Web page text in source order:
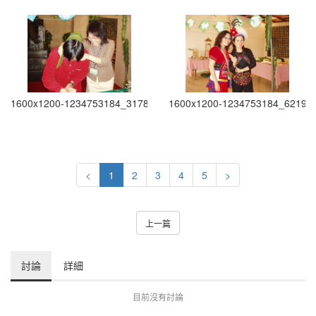
1600x1200-1234753184_3178 1600x1200-1234753184_6219
< 1 2 3 4 5 >
上一篇
討論 詳細
目前沒有討論